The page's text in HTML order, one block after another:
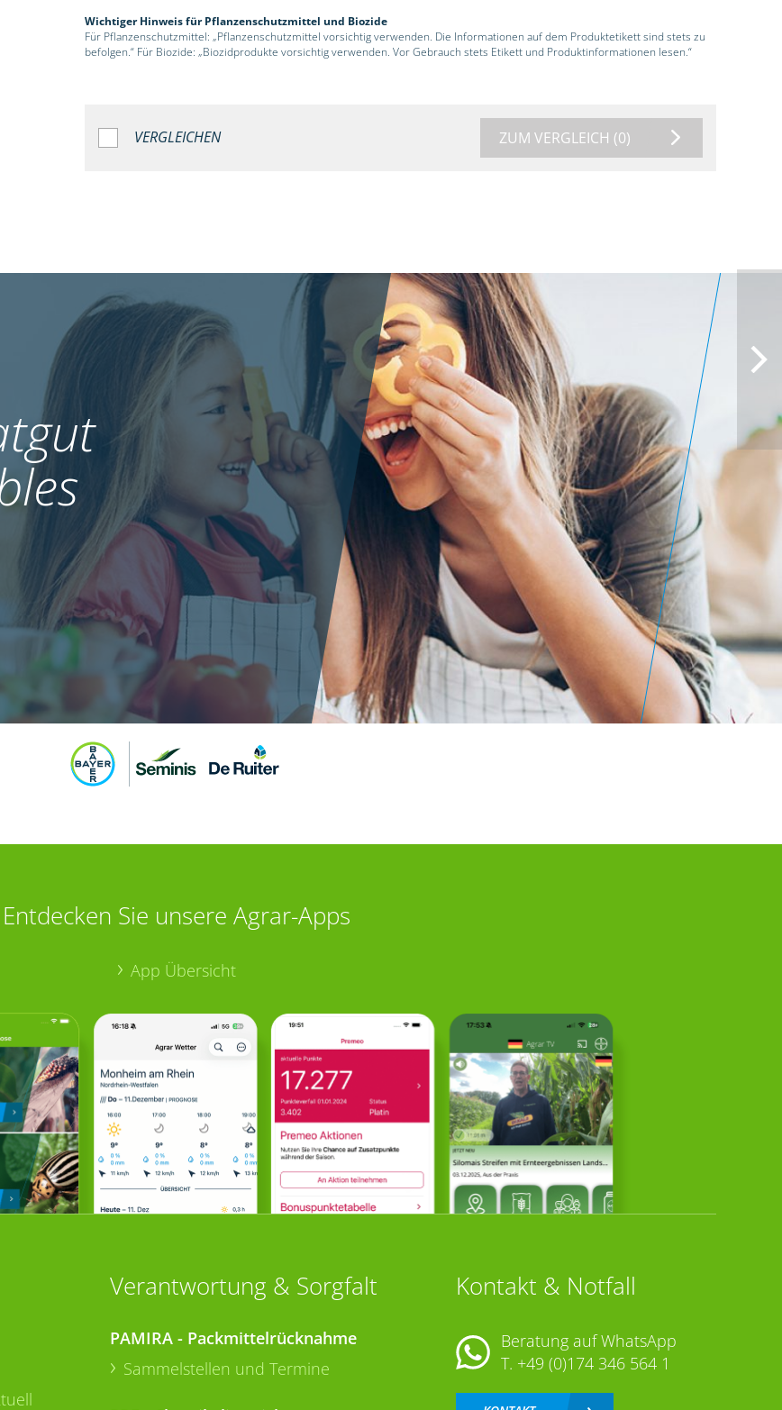
Wichtiger Hinweis für Pflanzenschutzmittel und Biozide
Für Pflanzenschutzmittel: „Pflanzenschutzmittel vorsichtig verwenden. Die Informationen auf dem Produktetikett sind stets zu
befolgen.“ Für Biozide: „Biozidprodukte vorsichtig verwenden. Vor Gebrauch stets Etikett und Produktinformationen lesen.“
VERGLEICHEN ZUM VERGLEICH (0)
Entdecken Sie unsere Agrar-Apps
App Übersicht
Verantwortung & Sorgfalt
PAMIRA - Packmittelrücknahme
Sammelstellen und Termine
Kontakt & Notfall
Beratung auf WhatsApp
T. +49 (0)174 346 564 1